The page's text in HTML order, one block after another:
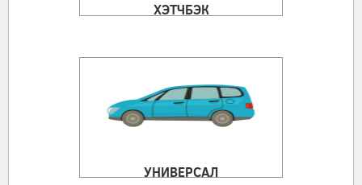
ХЭТЧБЭК
УНИВЕРСАЛ